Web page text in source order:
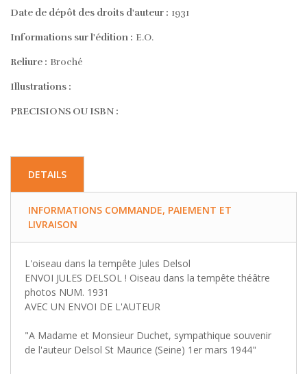
Date de dépôt des droits d'auteur : 1931
Informations sur l'édition : E.O.
Reliure : Broché
Illustrations :
PRECISIONS OU ISBN :
DETAILS
INFORMATIONS COMMANDE, PAIEMENT ET
LIVRAISON
L'oiseau dans la tempête Jules Delsol
ENVOI JULES DELSOL ! Oiseau dans la tempête théâtre
photos NUM. 1931
AVEC UN ENVOI DE L'AUTEUR
"A Madame et Monsieur Duchet, sympathique souvenir
de l'auteur Delsol St Maurice (Seine) 1er mars 1944"